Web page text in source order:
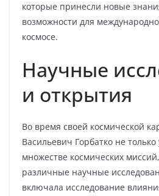
которые принесли новые
возможности для
космосе.
Научные
и открытия
Во время своей космической
Васильевич Горбатко не только
множестве космических
различные научные
включала исследование